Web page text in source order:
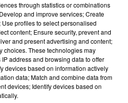
À SEYSSES, UN
ce vendredi 5 juin
jeune homme de 17 ans
fusillade, sur la
through statistics or combinations
and improve services; Create
profiles to select personalised
content; Ensure security, prevent and
and present advertising and content;
choices. These technologies may
address and browsing data to offer
devices based on information actively
data; Match and combine data from
devices; Identify devices based on